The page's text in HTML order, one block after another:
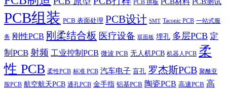
PCB 拼板
PCB组装 PCB 表面处理 PCB设计 SMT Taconic PCB 一站式服
务 刚性PCB 刚柔结合板 医疗设备 双面板 埋孔 多层PCB 定
制PCB 射频 工业控制PCB 微波 PCB 无人机PCB 机器人PCB 柔
性 PCB 柔性PCB 标准 PCB 汽车电子 盲孔 罗杰斯PCB 聚酰亚
胺PCB 航空航天PCB 通孔PCB 金手指 铝基PCB 陶瓷PCB 高速PCB 高